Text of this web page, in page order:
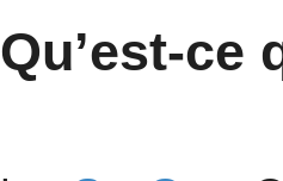
Qu’est-ce